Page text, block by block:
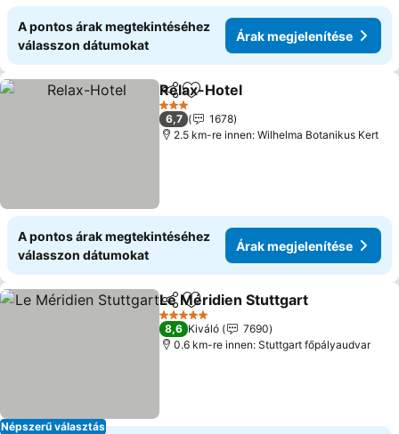
A pontos árak megtekintéséhez
válasszon dátumokat
Árak megjelenítése
Megosztás
Hozzáadás a kedvencekhez
Relax-Hotel
3 Kategória
6,7
1678
2.5 km-re innen: Wilhelma Botanikus Kert
A pontos árak megtekintéséhez
válasszon dátumokat
Árak megjelenítése
Népszerű választás
Megosztás
Hozzáadás a kedvencekhez
Le Méridien Stuttgart
5 Kategória
8,6 Kiváló
7690
0.6 km-re innen: Stuttgart főpályaudvar